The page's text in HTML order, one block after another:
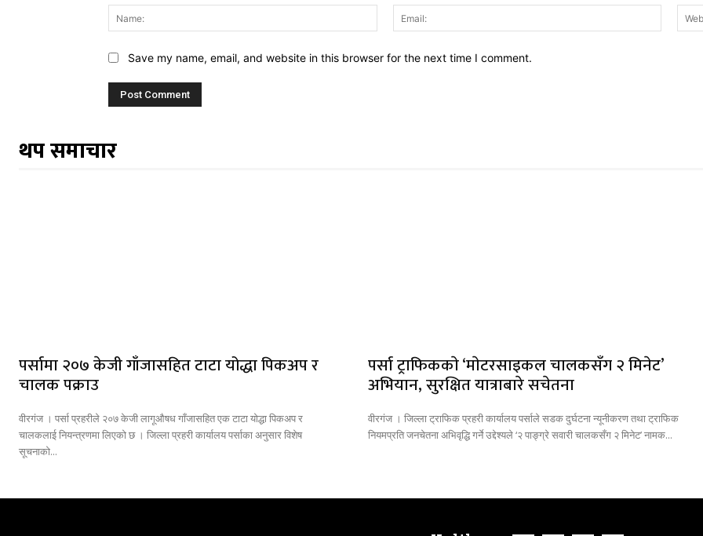
Name:
Email:
Save my name, email, and website in this browser for the next time I comment.
थप समाचार
पर्सामा २०७ केजी गाँजासहित टाटा योद्धा पिकअप र
चालक पक्राउ
वीरगंज । पर्सा प्रहरीले २०७ केजी लागूऔषध गाँजासहित एक टाटा योद्धा पिकअप र
चालकलाई नियन्त्रणमा लिएको छ । जिल्ला प्रहरी कार्यालय पर्साका अनुसार विशेष
सूचनाको...
पर्सा ट्राफिककाे ‘माेटरसाइकल चालकसँग २ मिनेट’
अभियान, सुरक्षित यात्राबारे सचेतना
वीरगंज । जिल्ला ट्राफिक प्रहरी कार्यालय पर्साले सडक दुर्घटना न्यूनीकरण तथा ट्राफिक
नियमप्रति जनचेतना अभिवृद्धि गर्ने उद्देश्यले ‘२ पाङ्ग्रे सवारी चालकसँग २ मिनेट’ नामक...